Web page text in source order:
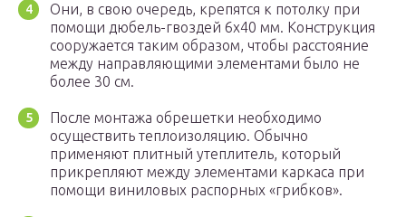
Они, в свою очередь, крепятся к потолку при
помощи дюбель-гвоздей 6х40 мм. Конструкция
сооружается таким образом, чтобы расстояние
между направляющими элементами было не
более 30 см.
После монтажа обрешетки необходимо
осуществить теплоизоляцию. Обычно
применяют плитный утеплитель, который
прикрепляют между элементами каркаса при
помощи виниловых распорных «грибков».